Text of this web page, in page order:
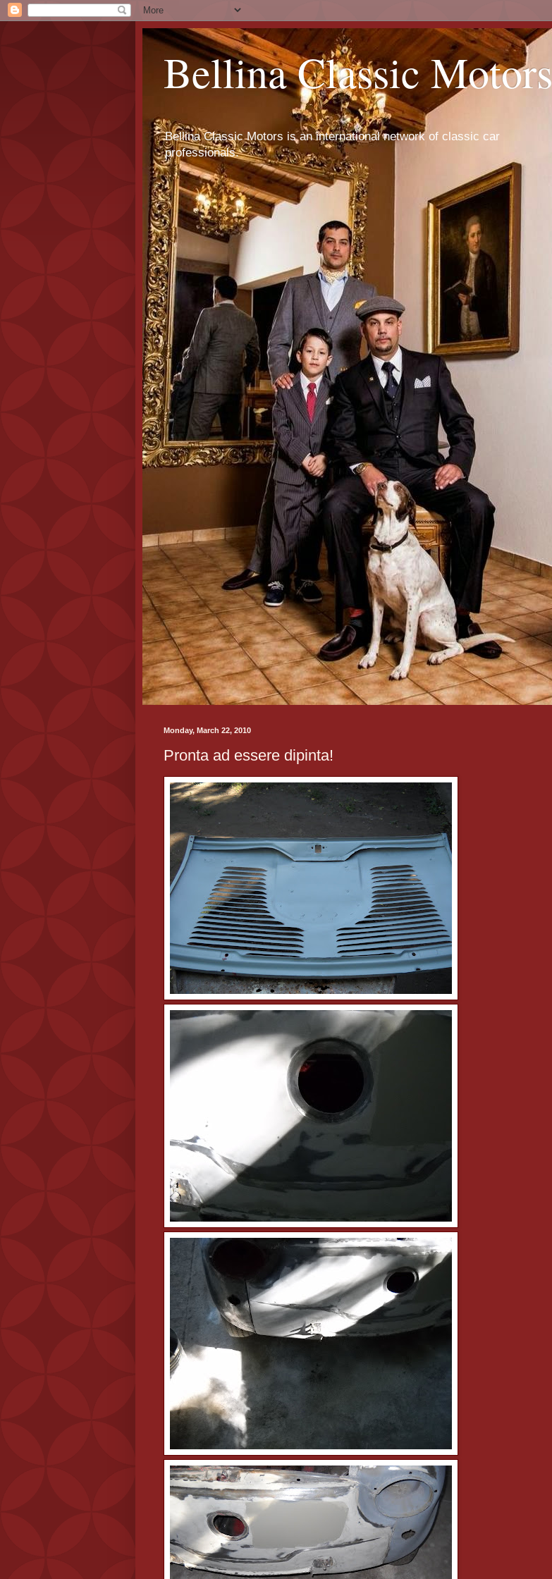
Bellina Classic Motors
Bellina Classic Motors is an international network of classic car
professionals.
Monday, March 22, 2010
Pronta ad essere dipinta!